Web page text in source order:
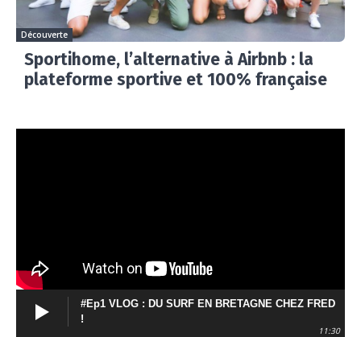
Découverte
Sportihome, l’alternative à Airbnb : la
plateforme sportive et 100% française
#Ep1 VLOG : DU SURF EN BRETAGNE CHEZ FRED
!
11:30